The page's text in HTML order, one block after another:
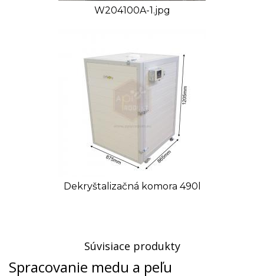
W204100A-1.jpg
Dekryštalizačná komora 490l
Súvisiace produkty
Spracovanie medu a peľu